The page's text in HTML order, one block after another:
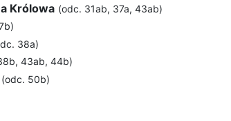
Królowa (odc. 31ab, 37a, 43ab)
38a)
43ab, 44b)
(odc. 50b)